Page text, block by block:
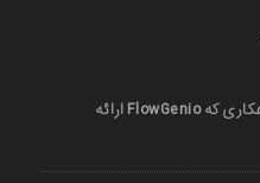
چرا بیشتر تریدرها رشد نمی‌کنند؟ راهکاری که FlowGenio ارائه